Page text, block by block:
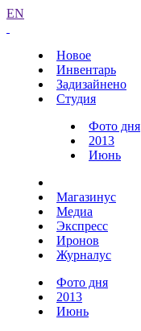
EN
Новое
Инвентарь
Задизайнено
Студия
Фото дня
2013
Июнь
Магазинус
Медиа
Экспресс
Иронов
Журналус
Фото дня
2013
Июнь